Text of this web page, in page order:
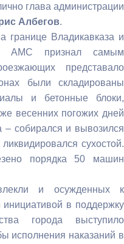
глава администрации
Албегов.
границе Владикавказа и
АМС признал самым
представало
были складированы
и бетонные блоки,
весенних погожих дней
– собирался и вывозился
сухостой.
порядка 50 машин
и осужденных к
в поддержку
города выступило
исполнения наказаний в